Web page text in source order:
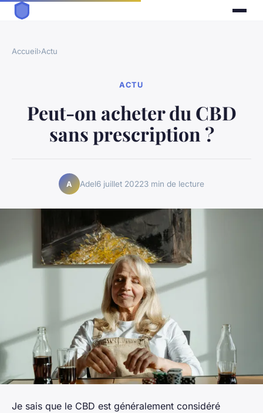
Accueil›Actu
ACTU
Peut-on acheter du CBD
sans prescription ?
A Adel6 juillet 20223 min de lecture
Je sais que le CBD est généralement considéré